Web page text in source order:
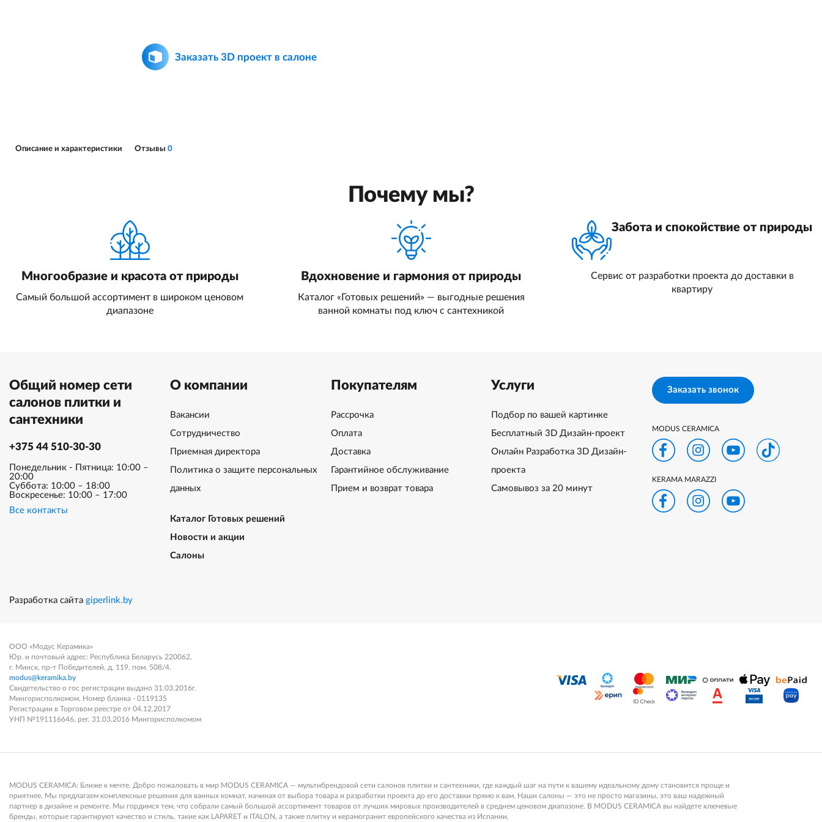
Заказать 3D проект в салоне
Описание и характеристики Отзывы 0
Почему мы?
Многообразие и красота от природы
Самый большой ассортимент в широком ценовом
диапазоне
Вдохновение и гармония от природы
Каталог «Готовых решений» — выгодные решения
ванной комнаты под ключ с сантехникой
Забота и спокойствие от природы
Сервис от разработки проекта до доставки в
квартиру
Общий номер сети
салонов плитки и
сантехники
+375 44 510-30-30
Понедельник - Пятница: 10:00 –
20:00
Суббота: 10:00 – 18:00
Воскресенье: 10:00 – 17:00
Все контакты
О компании
Вакансии
Сотрудничество
Приемная директора
Политика о защите персональных
данных
Каталог Готовых решений
Новости и акции
Салоны
Покупателям
Рассрочка
Оплата
Доставка
Гарантийное обслуживание
Прием и возврат товара
Услуги
Подбор по вашей картинке
Бесплатный 3D Дизайн-проект
Онлайн Разработка 3D Дизайн-
проекта
Самовывоз за 20 минут
Заказать звонок
MODUS CERAMICA
KERAMA MARAZZI
Разработка сайта giperlink.by
ООО «Модус Керамика»
Юр. и почтовый адрес: Республика Беларусь 220062,
г. Минск, пр-т Победителей, д. 119, пом. 508/4.
modus@keramika.by
Свидетельство о гос регистрации выдано 31.03.2016г.
Мингорисполкомом. Номер бланка - 0119135
Регистрации в Торговом реестре от 04.12.2017
УНП №191116646, рег. 31.03.2016 Мингорисполкомом
MODUS CERAMICA: Ближе к мечте. Добро пожаловать в мир MODUS CERAMICA — мультибрендовой сети салонов плитки и сантехники, где каждый шаг на пути к вашему идеальному дому становится проще и
приятнее. Мы предлагаем комплексные решения для ванных комнат, начиная от выбора товара и разработки проекта до его доставки прямо к вам. Наши салоны — это не просто магазины, это ваш надежный
партнер в дизайне и ремонте. Мы гордимся тем, что собрали самый большой ассортимент товаров от лучших мировых производителей в среднем ценовом диапазоне. В MODUS CERAMICA вы найдете ключевые
бренды, которые гарантируют качество и стиль, такие как LAPARET и ITALON, а также плитку и керамогранит европейского качества из Испании.